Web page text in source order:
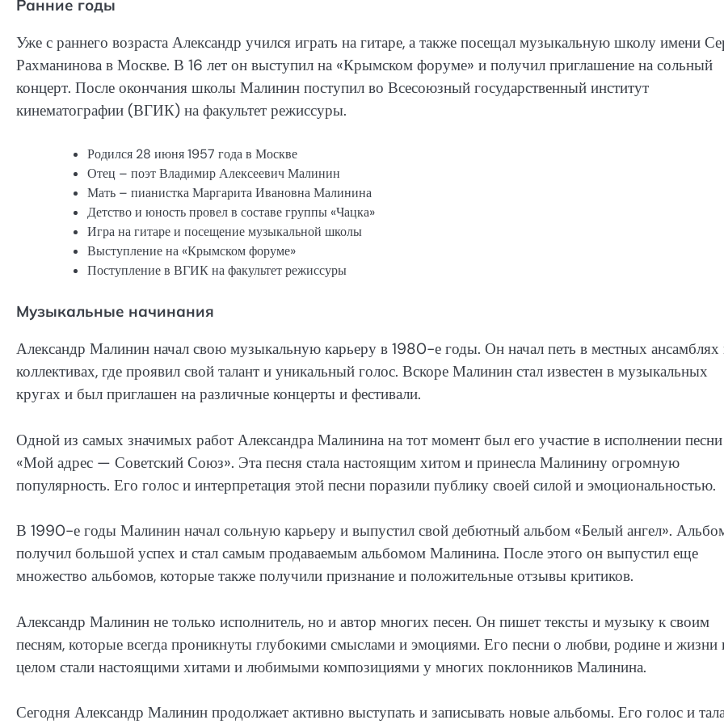
Ранние годы
Уже с раннего возраста Александр учился играть на гитаре, а также посещал музыкальную школу имени
Рахманинова в Москве. В 16 лет он выступил на «Крымском форуме» и получил приглашение на сольный
концерт. После окончания школы Малинин поступил во Всесоюзный государственный институт
кинематографии (ВГИК) на факультет режиссуры.
Родился 28 июня 1957 года в Москве
Отец – поэт Владимир Алексеевич Малинин
Мать – пианистка Маргарита Ивановна Малинина
Детство и юность провел в составе группы «Чацка»
Игра на гитаре и посещение музыкальной школы
Выступление на «Крымском форуме»
Поступление в ВГИК на факультет режиссуры
Музыкальные начинания
Александр Малинин начал свою музыкальную карьеру в 1980-е годы. Он начал петь в местных ансамблях
коллективах, где проявил свой талант и уникальный голос. Вскоре Малинин стал известен в музыкальных
кругах и был приглашен на различные концерты и фестивали.
Одной из самых значимых работ Александра Малинина на тот момент был его участие в исполнении песни
«Мой адрес — Советский Союз». Эта песня стала настоящим хитом и принесла Малинину огромную
популярность. Его голос и интерпретация этой песни поразили публику своей силой и эмоциональностью.
В 1990-е годы Малинин начал сольную карьеру и выпустил свой дебютный альбом «Белый ангел».
получил большой успех и стал самым продаваемым альбомом Малинина. После этого он выпустил еще
множество альбомов, которые также получили признание и положительные отзывы критиков.
Александр Малинин не только исполнитель, но и автор многих песен. Он пишет тексты и музыку к своим
песням, которые всегда проникнуты глубокими смыслами и эмоциями. Его песни о любви, родине и жизни
целом стали настоящими хитами и любимыми композициями у многих поклонников Малинина.
Сегодня Александр Малинин продолжает активно выступать и записывать новые альбомы. Его голос и